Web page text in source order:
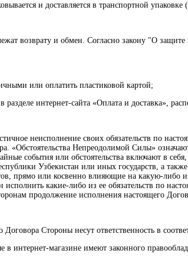
и доставляется в транспортной
возврату и обмен. Согласно закону "О
или оплатить пластиковой картой;
интернет-сайта «Оплата и доставка»,
неисполнение своих обязательств по
Непреодолимой Силы»
события или обстоятельства включают в
Узбекистан или иных государств, а
прямо или косвенно влияющие на какую-либо
какие-либо из ее обязательств по
продолжение исполнения настоящего
Стороны несут ответственность в
интернет-магазине имеют законного